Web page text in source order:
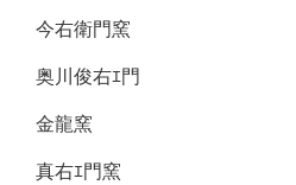
今右衛門窯
奥川俊右ｴ門
金龍窯
真右ｴ門窯